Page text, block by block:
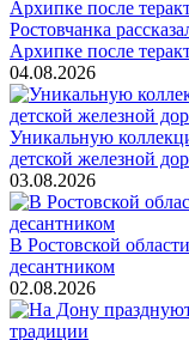
Ростовчанка
Архипке после
04.08.2026
Уникальную
детской железной
03.08.2026
В Ростовской
десантником
02.08.2026